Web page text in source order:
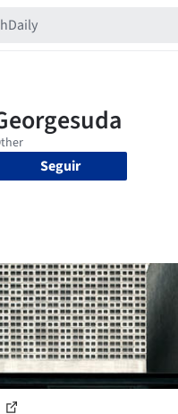
Seguir